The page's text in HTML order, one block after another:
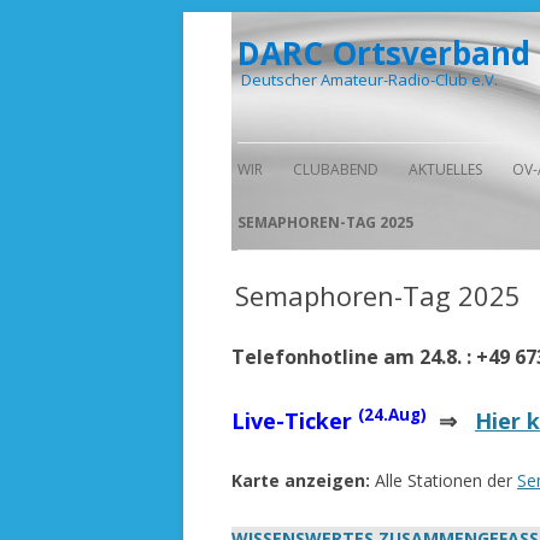
DARC
Deutscher Amateur-Radio-Club e.V.
WIR
VORSTAND
CLUBABEND
IM HOLZTURM
AKTUELLES
SEMAPHOREN-TAG 2025
Semaphoren-Tag 2025
Telefonhotline am 24.8. : +49
Live-Ticker (24.Aug) ⇒ Hier
Karte anzeigen: Alle Stationen der